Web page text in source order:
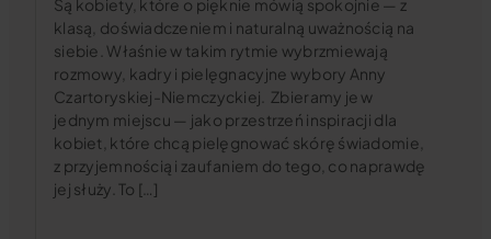
Są kobiety, które o pięknie mówią spokojnie — z
klasą, doświadczeniem i naturalną uważnością na
siebie. Właśnie w takim rytmie wybrzmiewają
rozmowy, kadry i pielęgnacyjne wybory Anny
Czartoryskiej-Niemczyckiej. Zbieramy je w
jednym miejscu — jako przestrzeń inspiracji dla
kobiet, które chcą pielęgnować skórę świadomie,
z przyjemnością i zaufaniem do tego, co naprawdę
jej służy. To […]